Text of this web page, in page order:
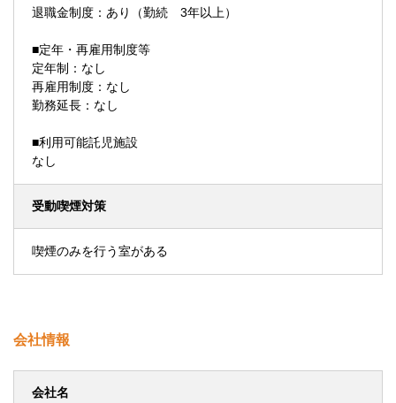
退職金制度：あり（勤続 3年以上）
■定年・再雇用制度等
定年制：なし
再雇用制度：なし
勤務延長：なし
■利用可能託児施設
なし
受動喫煙対策
喫煙のみを行う室がある
会社情報
会社名